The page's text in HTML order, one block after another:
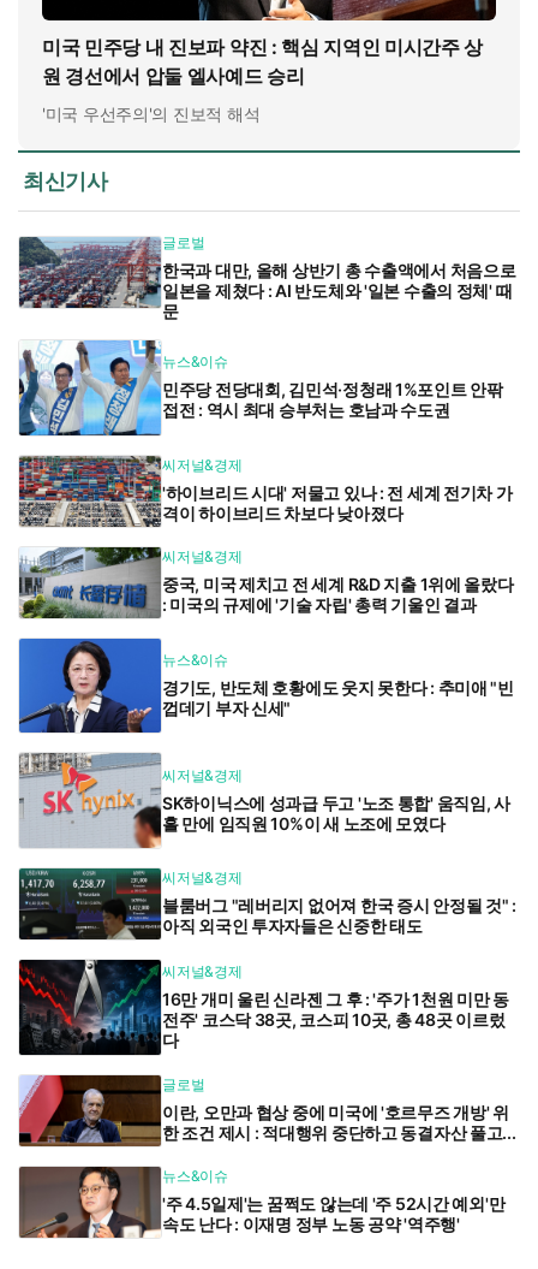
미국 민주당 내 진보파 약진 : 핵심 지역인 미시간주 상
원 경선에서 압둘 엘사예드 승리
'미국 우선주의'의 진보적 해석
최신기사
글로벌
한국과 대만, 올해 상반기 총 수출액에서 처음으로
일본을 제쳤다 : AI 반도체와 '일본 수출의 정체' 때
문
뉴스&이슈
민주당 전당대회, 김민석·정청래 1%포인트 안팎
접전 : 역시 최대 승부처는 호남과 수도권
씨저널&경제
'하이브리드 시대' 저물고 있나 : 전 세계 전기차 가
격이 하이브리드 차보다 낮아졌다
씨저널&경제
중국, 미국 제치고 전 세계 R&D 지출 1위에 올랐다
: 미국의 규제에 '기술 자립' 총력 기울인 결과
뉴스&이슈
경기도, 반도체 호황에도 웃지 못한다 : 추미애 "빈
껍데기 부자 신세"
씨저널&경제
SK하이닉스에 성과급 두고 '노조 통합' 움직임, 사
흘 만에 임직원 10%이 새 노조에 모였다
씨저널&경제
블룸버그 "레버리지 없어져 한국 증시 안정될 것" :
아직 외국인 투자자들은 신중한 태도
씨저널&경제
16만 개미 울린 신라젠 그 후 : '주가 1천원 미만 동
전주' 코스닥 38곳, 코스피 10곳, 총 48곳 이르렀
다
글로벌
이란, 오만과 협상 중에 미국에 '호르무즈 개방' 위
한 조건 제시 : 적대행위 중단하고 동결자산 풀고...
뉴스&이슈
'주 4.5일제'는 꿈쩍도 않는데 '주 52시간 예외'만
속도 난다 : 이재명 정부 노동 공약 '역주행'